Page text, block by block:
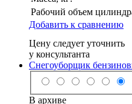
Рабочий объем
Добавить к сравнению
Цену следует уточнить
у консультанта
Снегоуборщик
В архиве